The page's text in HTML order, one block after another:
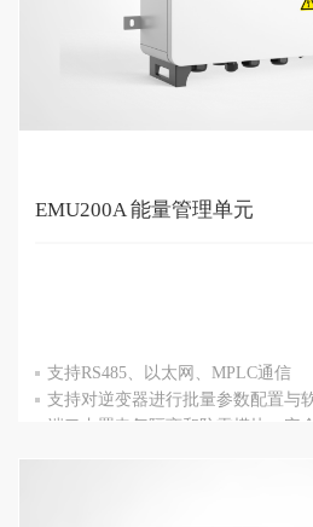
EMU200A 能量管理单元
支持RS485、以太网、MPLC通信
支持对逆变器进行批量参数配置与
端口内置电气隔离和防雷模块，安